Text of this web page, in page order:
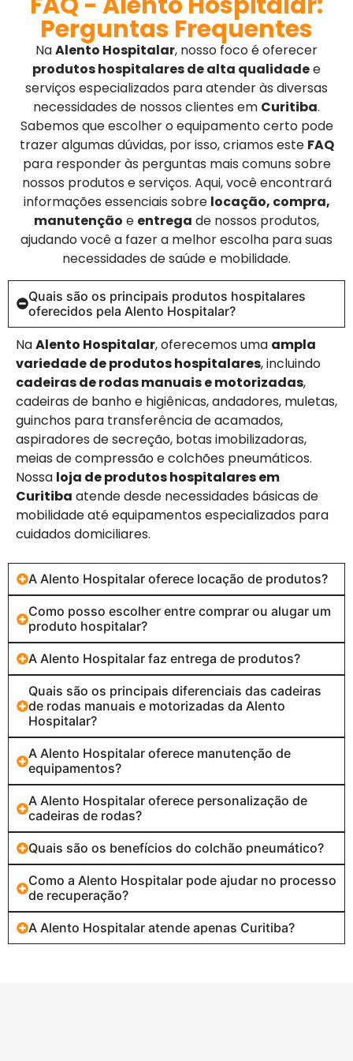
Perguntas Frequentes
NaAlento Hospitalar, nosso foco é oferecer
produtos hospitalares de alta qualidadee
serviços especializados para atender às diversas
necessidades de nossos clientes em Curitiba.
Sabemos que escolher o equipamento certo pode
trazer algumas dúvidas, por isso, criamos este FAQ
para responder às perguntas mais comuns sobre
nossos produtos e serviços. Aqui, você encontrará
informações essenciais sobre locação, compra,
manutenção e entrega de nossos produtos,
ajudando você a fazer a melhor escolha para suas
necessidades de saúde e mobilidade.
Quais são os principais produtos hospitalares
oferecidos pela Alento Hospitalar?
NaAlento Hospitalar, oferecemos uma ampla
variedade de produtos hospitalares, incluindo
cadeiras de rodas manuais e motorizadas,
cadeiras de banho e higiênicas, andadores, muletas,
guinchos para transferência de acamados,
aspiradores de secreção, botas imobilizadoras,
meias de compressão e colchões pneumáticos.
Nossa loja de produtos hospitalares em
Curitiba atende desde necessidades básicas de
mobilidade até equipamentos especializados para
cuidados domiciliares.
A Alento Hospitalar oferece locação de produtos?
Como posso escolher entre comprar ou alugar um
produto hospitalar?
A Alento Hospitalar faz entrega de produtos?
Quais são os principais diferenciais das cadeiras
de rodas manuais e motorizadas da Alento
Hospitalar?
A Alento Hospitalar oferece manutenção de
equipamentos?
A Alento Hospitalar oferece personalização de
cadeiras de rodas?
Quais são os benefícios do colchão pneumático?
Como a Alento Hospitalar pode ajudar no processo
de recuperação?
A Alento Hospitalar atende apenas Curitiba?